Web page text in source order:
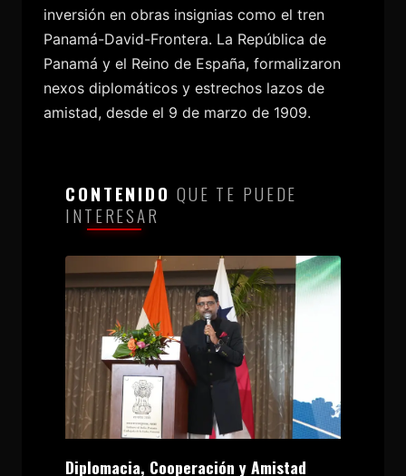
inversión en obras insignias como el tren
Panamá-David-Frontera. La República de
Panamá y el Reino de España, formalizaron
nexos diplomáticos y estrechos lazos de
amistad, desde el 9 de marzo de 1909.
CONTENIDO QUE TE PUEDE
INTERESAR
Diplomacia, Cooperación y Amistad